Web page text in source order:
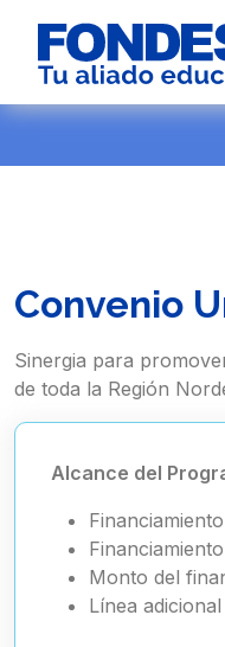
Convenio
Sinergia para
de toda la Región
Alcance del
Monto del
Línea